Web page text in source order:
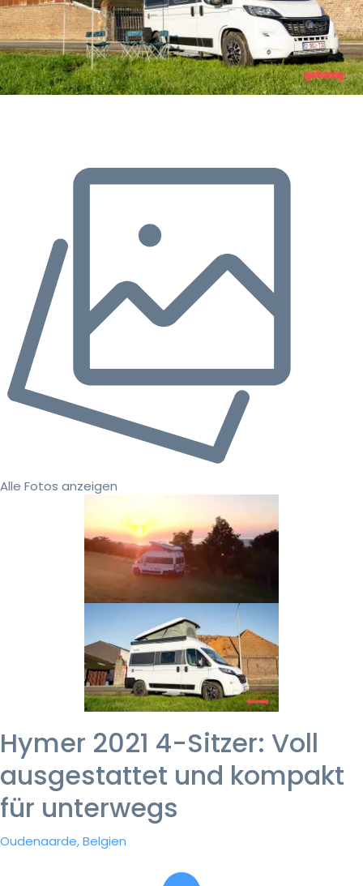
Alle Fotos anzeigen
Hymer 2021 4-Sitzer: Voll
ausgestattet und kompakt
für unterwegs
Oudenaarde, Belgien